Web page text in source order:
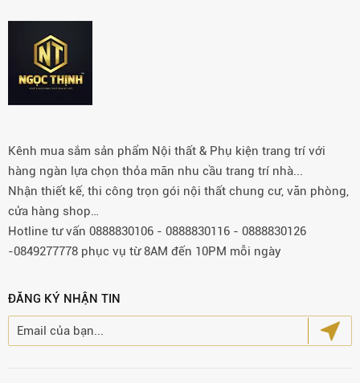
Kênh mua sắm sản phẩm Nội thất & Phụ kiện trang trí với
hàng ngàn lựa chọn thỏa mãn nhu cầu trang trí nhà...
Nhận thiết kế, thi công trọn gói nội thất chung cư, văn phòng,
cửa hàng shop…
Hotline tư vấn 0888830106 - 0888830116 - 0888830126
-0849277778 phục vụ từ 8AM đến 10PM mỗi ngày
ĐĂNG KÝ NHẬN TIN